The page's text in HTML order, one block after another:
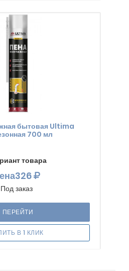
бытовая Ultima
700 мл
товара
326
Под заказ
ПЕРЕЙТИ
В 1 КЛИК